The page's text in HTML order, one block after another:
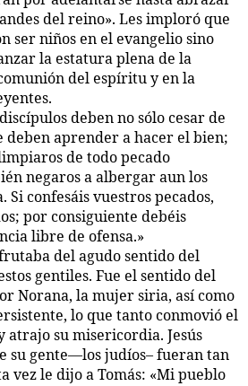
del reino». Les imploró que
ser niños en el evangelio sino
la estatura plena de la
del espíritu y en la
deben no sólo cesar de
deben aprender a hacer el bien;
de todo pecado
negaros a albergar aun los
Si confesáis vuestros pecados,
por consiguiente debéis
libre de ofensa.»
del agudo sentido del
gentiles. Fue el sentido del
Norana, la mujer siria, así como
lo que tanto conmovió el
atrajo su misericordia. Jesús
su gente—los judíos– fueran tan
vez le dijo a Tomás: «Mi pueblo